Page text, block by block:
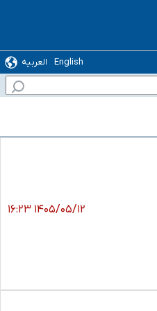
English
العربیه
۱۴۰۵/۰۵/۱۲ ۱۶:۲۳